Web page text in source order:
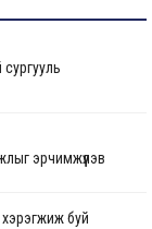
сургууль
эрчимжүүлэв
хэрэгжиж буй